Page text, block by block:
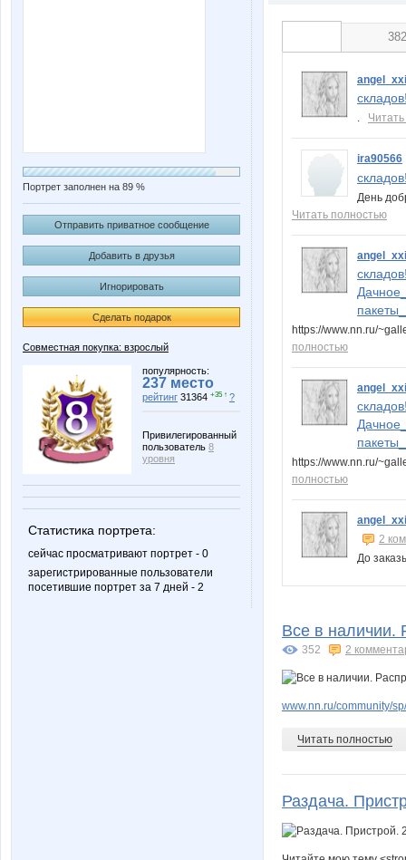
Портрет заполнен на 89 %
Отправить приватное сообщение
Добавить в друзья
Игнорировать
Сделать подарок
Совместная покупка: взрослый
популярность:
237 место
рейтинг 31364 +35 ↑ ?
Привилегированный
пользователь 8
уровня
Статистика портрета:
сейчас просматривают портрет - 0
зарегистрированные пользователи
посетившие портрет за 7 дней - 2
angel_xxi
.
ira90566
День
Читать полностью
angel_xxi
https://www.nn.ru/
полностью
angel_xxi
https://www.nn.ru/
полностью
angel_xxi
2
До
Все в наличии.
352 2
www.nn.ru/community/
Читать полностью
Раздача.